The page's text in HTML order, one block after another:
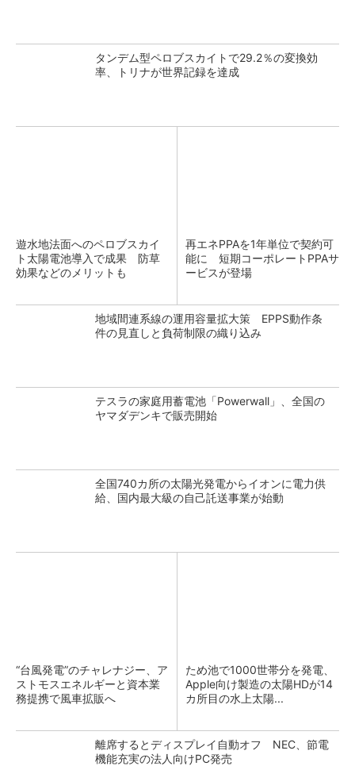
タンデム型ペロブスカイトで29.2％の変換効
率、トリナが世界記録を達成
遊水地法面へのペロブスカイ
ト太陽電池導入で成果 防草
効果などのメリットも
再エネPPAを1年単位で契約可
能に 短期コーポレートPPAサ
ービスが登場
地域間連系線の運用容量拡大策 EPPS動作条
件の見直しと負荷制限の織り込み
テスラの家庭用蓄電池「Powerwall」、全国の
ヤマダデンキで販売開始
全国740カ所の太陽光発電からイオンに電力供
給、国内最大級の自己託送事業が始動
“台風発電”のチャレナジー、ア
ストモスエネルギーと資本業
務提携で風車拡販へ
ため池で1000世帯分を発電、
Apple向け製造の太陽HDが14
カ所目の水上太陽...
離席するとディスプレイ自動オフ NEC、節電
機能充実の法人向けPC発売